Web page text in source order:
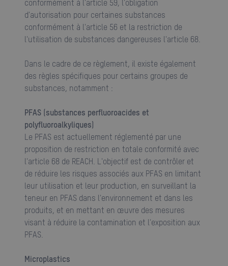
conformément à l'article 59, l'obligation
d'autorisation pour certaines substances
conformément à l'article 56 et la restriction de
l'utilisation de substances dangereuses l'article 68.
Dans le cadre de ce règlement, il existe également
des règles spécifiques pour certains groupes de
substances, notamment :
PFAS (substances perfluoroacides et
polyfluoroalkyliques)
Le PFAS est actuellement réglementé par une
proposition de restriction en totale conformité avec
l'article 68 de REACH. L'objectif est de contrôler et
de réduire les risques associés aux PFAS en limitant
leur utilisation et leur production, en surveillant la
teneur en PFAS dans l'environnement et dans les
produits, et en mettant en œuvre des mesures
visant à réduire la contamination et l'exposition aux
PFAS.
Microplastics